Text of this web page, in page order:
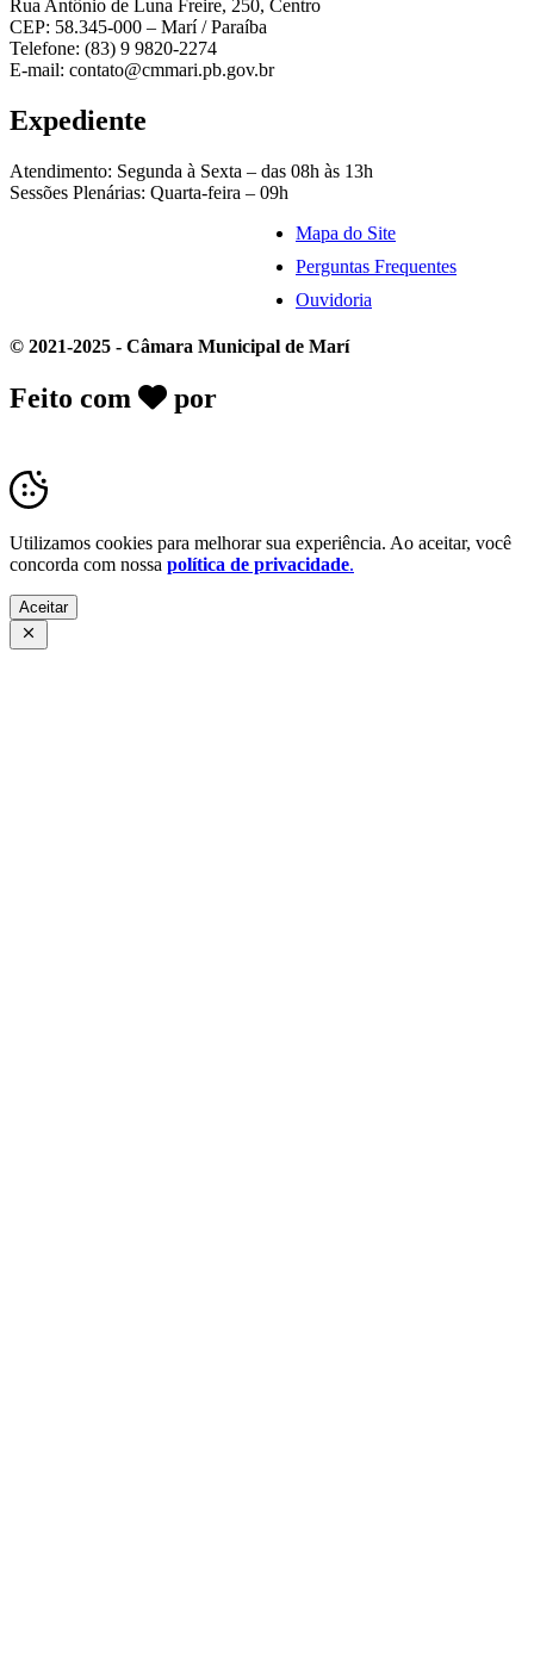
Rua Antônio de Luna Freire, 250, Centro
CEP: 58.345-000 – Marí / Paraíba
Telefone: (83) 9 9820-2274
E-mail: contato@cmmari.pb.gov.br
Expediente
Atendimento: Segunda à Sexta – das 08h às 13h
Sessões Plenárias: Quarta-feira – 09h
Mapa do Site
Perguntas Frequentes
Ouvidoria
© 2021-2025 - Câmara Municipal de Marí
Feito com por
Utilizamos cookies para melhorar sua experiência. Ao aceitar, você
concorda com nossa política de privacidade.
Aceitar